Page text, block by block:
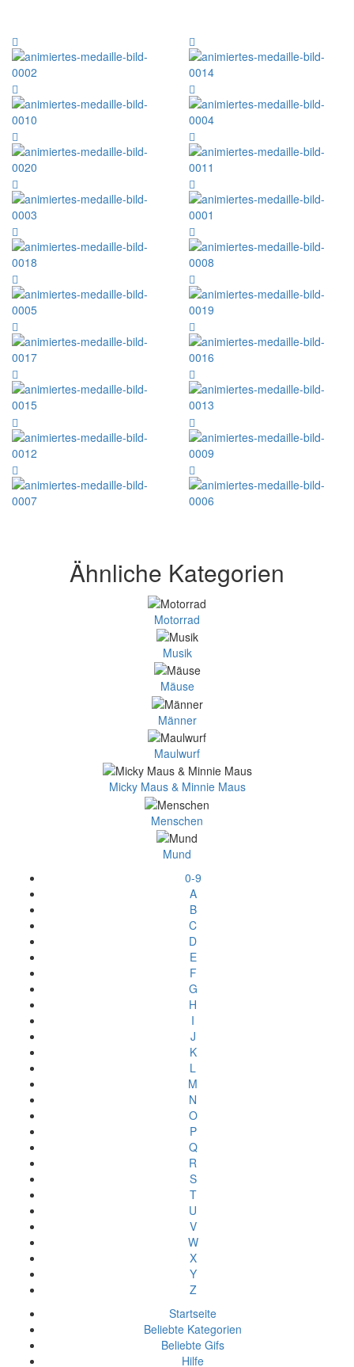
Ähnliche Kategorien
Motorrad
Musik
Mäuse
Männer
Maulwurf
Micky Maus & Minnie Maus
Menschen
Mund
0-9
A
B
C
D
E
F
G
H
I
J
K
L
M
N
O
P
Q
R
S
T
U
V
W
X
Y
Z
Startseite
Beliebte Kategorien
Beliebte Gifs
Hilfe